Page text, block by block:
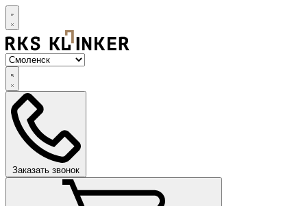
Заказать звонок